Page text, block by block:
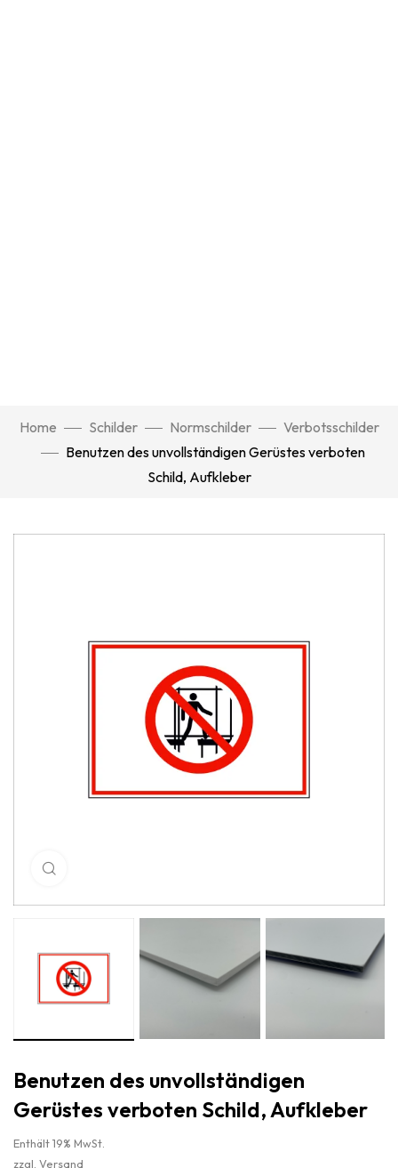
Home Schilder Normschilder
Verbotsschilder
Benutzen des unvollständigen Gerüstes verboten
Schild, Aufkleber
Benutzen des unvollständigen
Gerüstes verboten Schild, Aufkleber
Enthält 19% MwSt.
zzgl. Versand